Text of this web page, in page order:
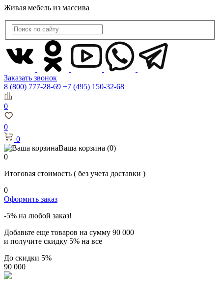
Живая мебель из массива
Заказать звонок
8 (800) 777-28-69 +7 (495) 150-32-68
0
0
0
Ваша корзина (0)
0
Итоговая стоимость ( без учета доставки )
0
Оформить заказ
-5% на любой заказ!
Добавьте еще товаров на сумму 90 000
и получите скидку 5% на все
До скидки 5%
90 000